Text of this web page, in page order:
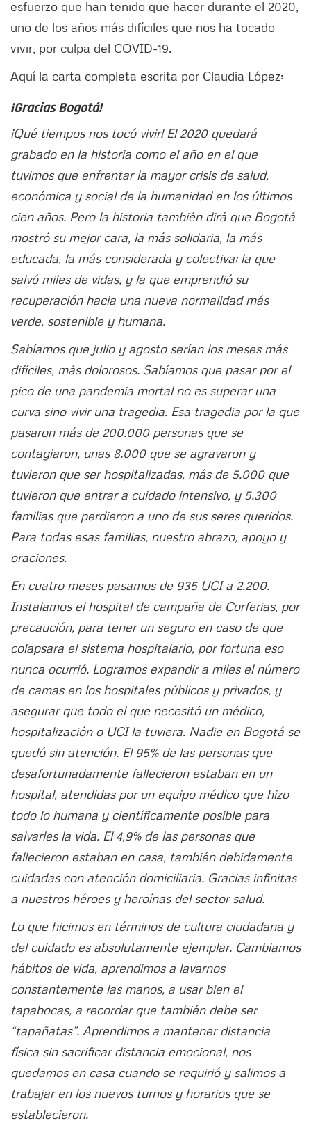
esfuerzo que han tenido que hacer durante el 2020,
uno de los años más difíciles que nos ha tocado
vivir, por culpa del COVID-19.
Aquí la carta completa escrita por Claudia López:
¡Gracias Bogotá!
¡Qué tiempos nos tocó vivir! El 2020 quedará
grabado en la historia como el año en el que
tuvimos que enfrentar la mayor crisis de salud,
económica y social de la humanidad en los últimos
cien años. Pero la historia también dirá que Bogotá
mostró su mejor cara, la más solidaria, la más
educada, la más considerada y colectiva; la que
salvó miles de vidas, y la que emprendió su
recuperación hacia una nueva normalidad más
verde, sostenible y humana.
Sabíamos que julio y agosto serían los meses más
difíciles, más dolorosos. Sabíamos que pasar por el
pico de una pandemia mortal no es superar una
curva sino vivir una tragedia. Esa tragedia por la que
pasaron más de 200.000 personas que se
contagiaron, unas 8.000 que se agravaron y
tuvieron que ser hospitalizadas, más de 5.000 que
tuvieron que entrar a cuidado intensivo, y 5.300
familias que perdieron a uno de sus seres queridos.
Para todas esas familias, nuestro abrazo, apoyo y
oraciones.
En cuatro meses pasamos de 935 UCI a 2.200.
Instalamos el hospital de campaña de Corferias, por
precaución, para tener un seguro en caso de que
colapsara el sistema hospitalario, por fortuna eso
nunca ocurrió. Logramos expandir a miles el número
de camas en los hospitales públicos y privados, y
asegurar que todo el que necesitó un médico,
hospitalización o UCI la tuviera. Nadie en Bogotá se
quedó sin atención. El 95% de las personas que
desafortunadamente fallecieron estaban en un
hospital, atendidas por un equipo médico que hizo
todo lo humana y científicamente posible para
salvarles la vida. El 4,9% de las personas que
fallecieron estaban en casa, también debidamente
cuidadas con atención domiciliaria. Gracias infinitas
a nuestros héroes y heroínas del sector salud.
Lo que hicimos en términos de cultura ciudadana y
del cuidado es absolutamente ejemplar. Cambiamos
hábitos de vida, aprendimos a lavarnos
constantemente las manos, a usar bien el
tapabocas, a recordar que también debe ser
“tapañatas”. Aprendimos a mantener distancia
física sin sacrificar distancia emocional, nos
quedamos en casa cuando se requirió y salimos a
trabajar en los nuevos turnos y horarios que se
establecieron.